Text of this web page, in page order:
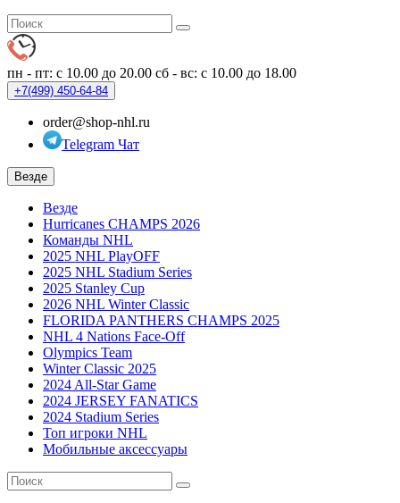
пн - пт: с 10.00 до 20.00 сб - вс: с 10.00 до 18.00
+7(499) 450-64-84
order@shop-nhl.ru
Telegram Чат
Везде
Везде
Hurricanes CHAMPS 2026
Команды NHL
2025 NHL PlayOFF
2025 NHL Stadium Series
2025 Stanley Cup
2026 NHL Winter Classic
FLORIDA PANTHERS CHAMPS 2025
NHL 4 Nations Face-Off
Olympics Team
Winter Classic 2025
2024 All-Star Game
2024 JERSEY FANATICS
2024 Stadium Series
Топ игроки NHL
Мобильные аксессуары